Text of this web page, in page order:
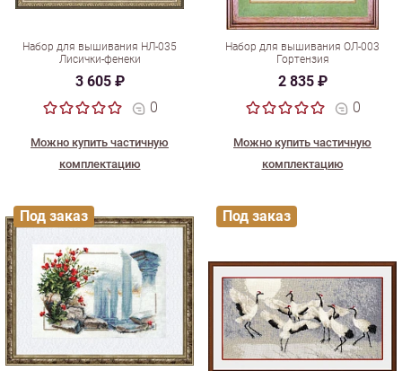
Набор для вышивания НЛ-035
Лисички-фенеки
3 605 ₽
0
Можно купить частичную
комплектацию
Набор для вышивания ОЛ-003
Гортензия
2 835 ₽
0
Можно купить частичную
комплектацию
Под заказ Под заказ